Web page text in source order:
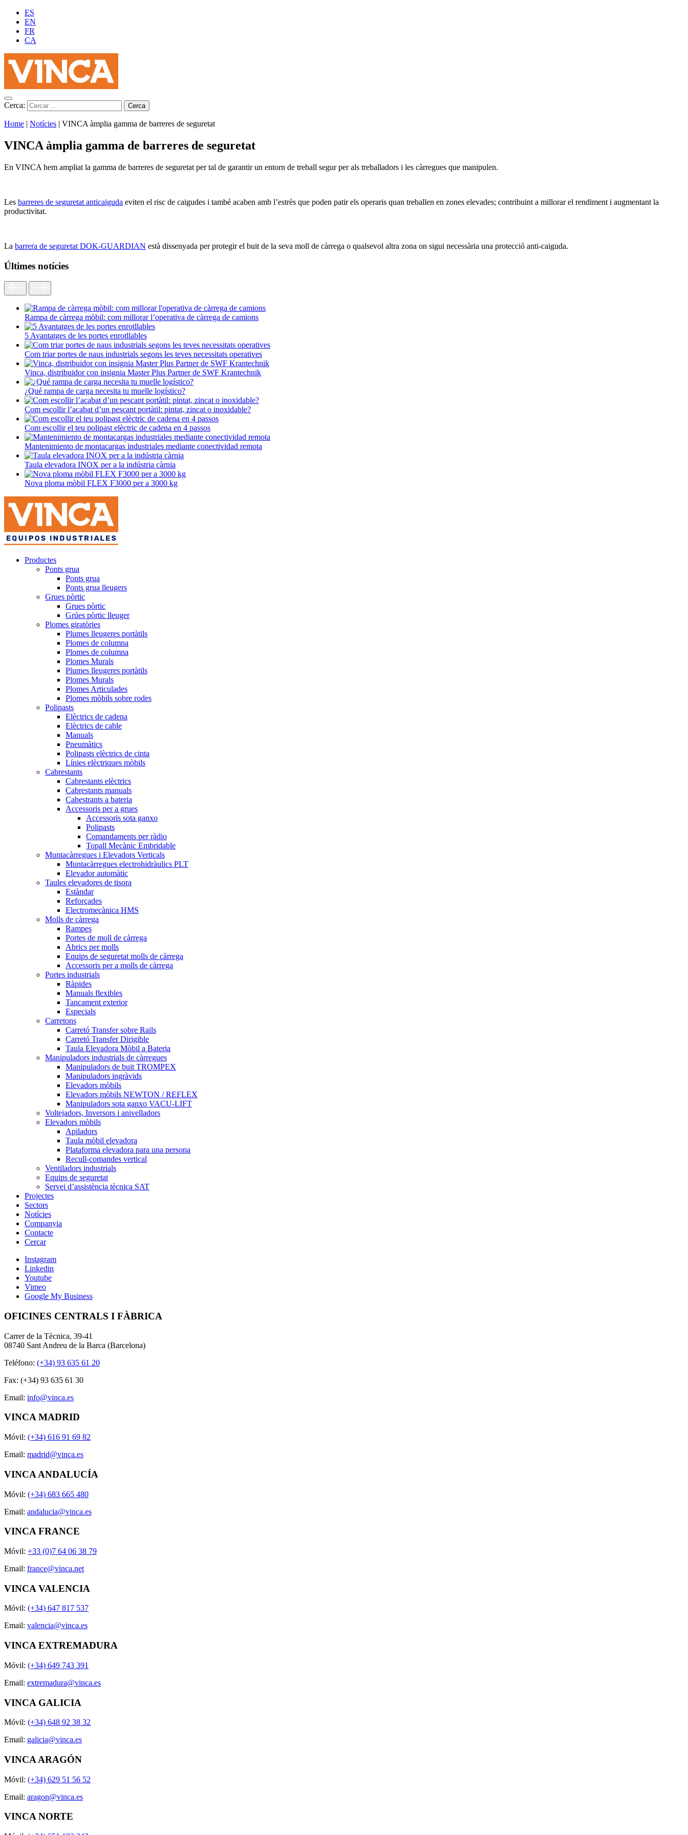
ES
EN
FR
CA
Cerca:
Home | Notícies | VINCA àmplia gamma de barreres de seguretat
VINCA àmplia gamma de barreres de seguretat
En VINCA hem ampliat la gamma de barreres de seguretat per tal de garantir un entorn de treball segur per als treballadors i les càrregues que manipulen.
Les barreres de seguretat anticaiguda eviten el risc de caigudes i també acaben amb l’estrès que poden patir els operaris quan treballen en zones elevades; contribuint a millorar el rendiment i augmentant la
productivitat.
La barrera de seguretat DOK-GUARDIAN està dissenyada per protegir el buit de la seva moll de càrrega o qualsevol altra zona on sigui necessària una protecció anti-caiguda.
Últimes notícies
Rampa de càrrega mòbil: com millorar l’operativa de càrrega de camions
5 Avantatges de les portes enrotllables
Com triar portes de naus industrials segons les teves necessitats operatives
Vinca, distribuidor con insignia Master Plus Partner de SWF Krantechnik
¿Qué rampa de carga necesita tu muelle logístico?
Com escollir l’acabat d’un pescant portàtil: pintat, zincat o inoxidable?
Com escollir el teu polipast elèctric de cadena en 4 passos
Mantenimiento de montacargas industriales mediante conectividad remota
Taula elevadora INOX per a la indústria càrnia
Nova ploma mòbil FLEX F3000 per a 3000 kg
Productes
Ponts grua
Ponts grua
Ponts grua lleugers
Grues pòrtic
Grues pòrtic
Grúes pòrtic lleuger
Plomes giratòries
Plumes lleugeres portàtils
Plomes de columna
Plomes de columna
Plomes Murals
Plumes lleugeres portàtils
Plomes Murals
Plomes Articulades
Plomes mòbils sobre rodes
Polipasts
Elèctrics de cadena
Elèctrics de cable
Manuals
Pneumàtics
Polipasts elèctrics de cinta
Línies elèctriques mòbils
Cabrestants
Cabrestants elèctrics
Cabrestants manuals
Cabestrants a bateria
Accessoris per a grues
Accessoris sota ganxo
Polipasts
Comandaments per ràdio
Topall Mecànic Embridable
Muntacàrregues i Elevadors Verticals
Muntacàrregues electrohidràulics PLT
Elevador automàtic
Taules elevadores de tisora
Estàndar
Reforçades
Electromecànica HMS
Molls de càrrega
Rampes
Portes de moll de càrrega
Abrics per molls
Equips de seguretat molls de càrrega
Accessoris per a molls de càrrega
Portes industrials
Ràpides
Manuals flexibles
Tancament exterior
Especials
Carretons
Carretó Transfer sobre Rails
Carretó Transfer Dirigible
Taula Elevadora Mòbil a Bateria
Manipuladors industrials de càrregues
Manipuladors de buit TROMPEX
Manipuladors ingràvids
Elevadors mòbils
Elevadors mòbils NEWTON / REFLEX
Manipuladors sota ganxo VACU-LIFT
Voltejadors, Inversors i anivelladors
Elevadors mòbils
Apiladors
Taula mòbil elevadora
Plataforma elevadora para una persona
Recull-comandes vertical
Ventiladors industrials
Equips de seguretat
Servei d’assistència tècnica SAT
Projectes
Sectors
Notícies
Companyia
Contacte
Cercar
Instagram
Linkedin
Youtube
Vimeo
Google My Business
OFICINES CENTRALS I FÀBRICA
Carrer de la Tècnica, 39-41
08740 Sant Andreu de la Barca (Barcelona)
Teléfono: (+34) 93 635 61 20
Fax: (+34) 93 635 61 30
Email: info@vinca.es
VINCA MADRID
Móvil: (+34) 616 91 69 82
Email: madrid@vinca.es
VINCA ANDALUCÍA
Móvil: (+34) 683 665 480
Email: andalucia@vinca.es
VINCA FRANCE
Móvil: +33 (0)7 64 06 38 79
Email: france@vinca.net
VINCA VALENCIA
Móvil: (+34) 647 817 537
Email: valencia@vinca.es
VINCA EXTREMADURA
Móvil: (+34) 649 743 391
Email: extremadura@vinca.es
VINCA GALICIA
Móvil: (+34) 648 92 38 32
Email: galicia@vinca.es
VINCA ARAGÓN
Móvil: (+34) 629 51 56 52
Email: aragon@vinca.es
VINCA NORTE